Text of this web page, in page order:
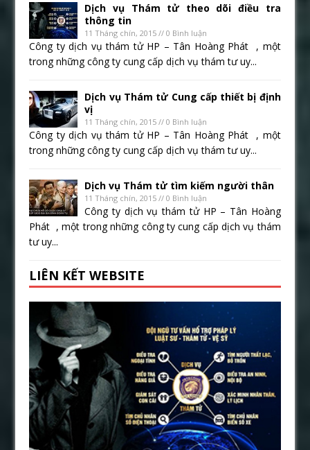
Dịch vụ Thám tử theo dõi điều tra
thông tin
11 Tháng chín, 2015 // 0 Bình luận
Công ty dịch vụ thám tử HP – Tân Hoàng Phát , một
trong những công ty cung cấp dịch vụ thám tư uy...
Dịch vụ Thám tử Cung cấp thiết bị định
vị
11 Tháng chín, 2015 // 0 Bình luận
Công ty dịch vụ thám tử HP – Tân Hoàng Phát , một
trong những công ty cung cấp dịch vụ thám tư uy...
Dịch vụ Thám tử tìm kiếm người thân
11 Tháng chín, 2015 // 0 Bình luận
Công ty dịch vụ thám tử HP – Tân Hoàng
Phát , một trong những công ty cung cấp dịch vụ thám
tư uy...
LIÊN KẾT WEBSITE